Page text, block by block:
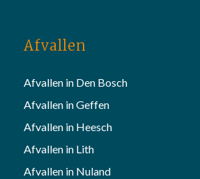
Afvallen
Afvallen in Den Bosch
Afvallen in Geffen
Afvallen in Heesch
Afvallen in Lith
Afvallen in Nuland